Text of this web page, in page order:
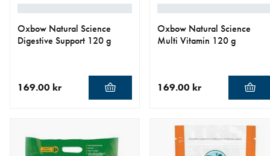
Oxbow Natural Science
Digestive Support 120 g
169.00 kr
Oxbow Natural Science
Multi Vitamin 120 g
169.00 kr